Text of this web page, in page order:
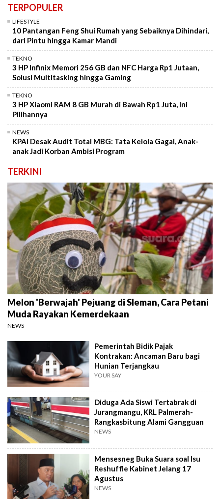
TERPOPULER
LIFESTYLE
10 Pantangan Feng Shui Rumah yang Sebaiknya Dihindari,
dari Pintu hingga Kamar Mandi
TEKNO
3 HP Infinix Memori 256 GB dan NFC Harga Rp1 Jutaan,
Solusi Multitasking hingga Gaming
TEKNO
3 HP Xiaomi RAM 8 GB Murah di Bawah Rp1 Juta, Ini
Pilihannya
NEWS
KPAI Desak Audit Total MBG: Tata Kelola Gagal, Anak-
anak Jadi Korban Ambisi Program
TERKINI
Melon 'Berwajah' Pejuang di Sleman, Cara Petani
Muda Rayakan Kemerdekaan
NEWS
Pemerintah Bidik Pajak
Kontrakan: Ancaman Baru bagi
Hunian Terjangkau
YOUR SAY
Diduga Ada Siswi Tertabrak di
Jurangmangu, KRL Palmerah-
Rangkasbitung Alami Gangguan
NEWS
Mensesneg Buka Suara soal Isu
Reshuffle Kabinet Jelang 17
Agustus
NEWS